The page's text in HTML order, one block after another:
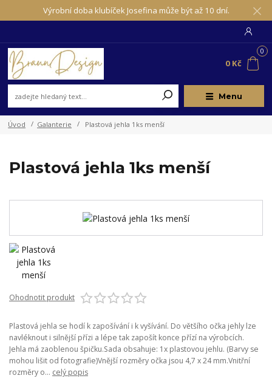
Výrobní doba klubíček Josefina může být až 10 dní.
Menu
0
0 Kč
Úvod Galanterie Plastová jehla 1ks menší
Plastová jehla 1ks menší
Ohodnotit produkt
Plastová jehla se hodí k zapošívání i k vyšívání. Do většího očka jehly lze
navléknout i silnější přízi a lépe tak zapošít konce přízí na výrobcích.
Jehla má zaoblenou špičku.Sada obsahuje: 1x plastovou jehlu. (Barvy se
mohou lišit od fotografie)Vnější rozměry očka jsou 4,7 x 24 mm.Vnitřní
rozměry o... celý popis